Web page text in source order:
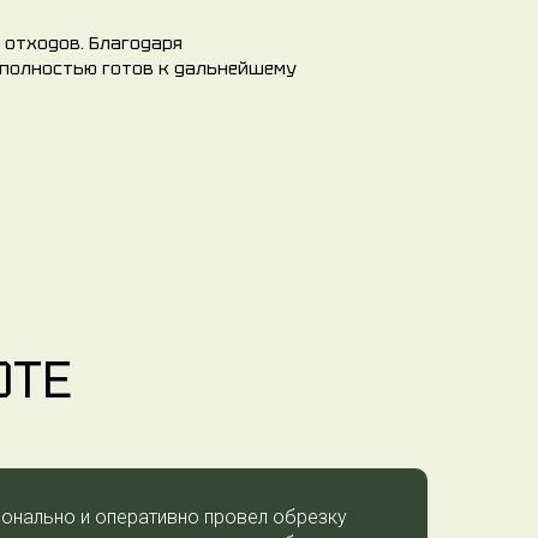
Благодаря
готов к дальнейшему
и оперативно провел обрезку